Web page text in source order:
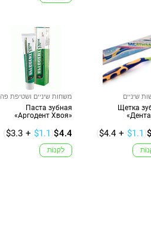
משחות שיניים ושטיפת פה
Паста зубная
«Аргодент Хвоя»
$4.4
($3.3 + $1.1 )
לִקְנוֹת
שיניים
Щетка
($4.4 + $1.1 )